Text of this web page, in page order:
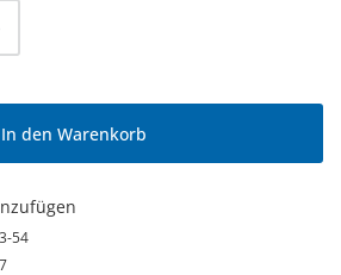
Gib den gewünschten
In den Warenkorb
54